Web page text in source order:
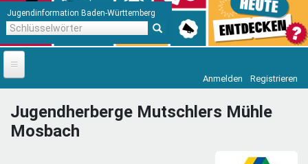
Jugendinformation Baden-Württemberg
Startseite
News
Jugendnetz
Anmelden Registrieren
Jugendherberge Mutschlers Mühle
Mosbach